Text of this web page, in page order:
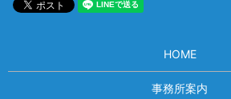
HOME
事務所案内